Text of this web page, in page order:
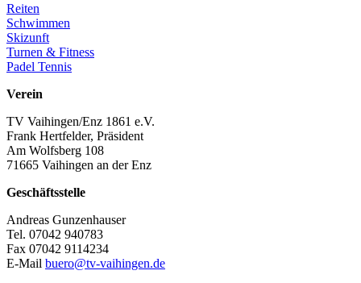
Reiten
Schwimmen
Skizunft
Turnen & Fitness
Padel Tennis
Verein
TV Vaihingen/Enz 1861 e.V.
Frank Hertfelder, Präsident
Am Wolfsberg 108
71665 Vaihingen an der Enz
Geschäftsstelle
Andreas Gunzenhauser
Tel. 07042 940783
Fax 07042 9114234
E-Mail buero@tv-vaihingen.de